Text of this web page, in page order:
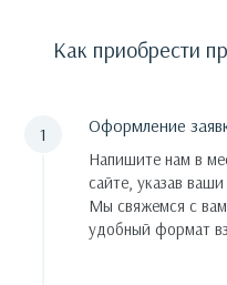
Как приобрести
Оформление
Напишите нам в
сайте, указав
Мы свяжемся с
удобный формат